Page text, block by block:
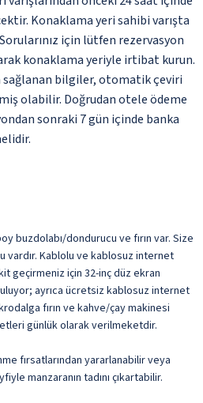
Konaklama yeri sahibi varışta
için lütfen rezervasyon
konaklama yeriyle irtibat kurun.
sağlanan bilgiler, otomatik çeviri
olabilir. Doğrudan otele ödeme
sonraki 7 gün içinde banka
buzdolabı/dondurucu ve fırın var. Size
vardır. Kablolu ve kablosuz internet
geçirmeniz için 32-inç düz ekran
ayrıca ücretsiz kablosuz internet
fırın ve kahve/çay makinesi
günlük olarak verilmeketdir.
fırsatlarından yararlanabilir veya
manzaranın tadını çıkartabilir.